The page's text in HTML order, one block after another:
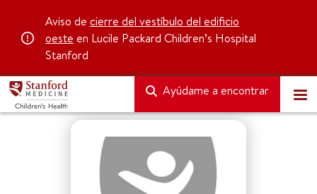
Aviso de cierre del vestíbulo del edificio
oeste en Lucile Packard Children’s Hospital
Stanford
Ayúdame a encontrar